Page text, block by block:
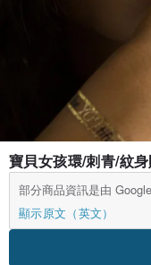
寶貝女孩環/刺青/紋
部分商品資訊是由
顯示原文（英文）